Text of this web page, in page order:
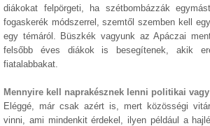
diákokat felpörgeti, ha szétbombázzák
fogaskerék módszerrel, szemtől szemben kell
egy témáról. Büszkék vagyunk az Apáczai
felsőbb éves diákok is besegítenek, akik
fiatalabbakat.
Mennyire kell naprakésznek lenni politikai
Eléggé, már csak azért is, mert közösségi
vinni, ami mindenkit érdekel, ilyen például a